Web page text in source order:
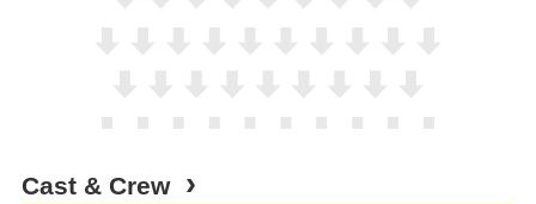
Cast & Crew